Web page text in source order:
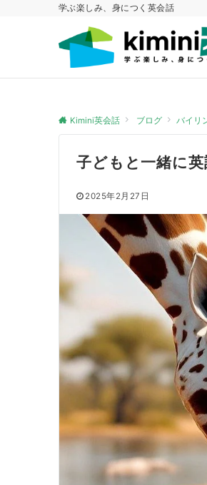
学ぶ楽しみ、身につく英会話
Kimini英会話 ブログ バイリ
子どもと一緒に英
2025年2月27日